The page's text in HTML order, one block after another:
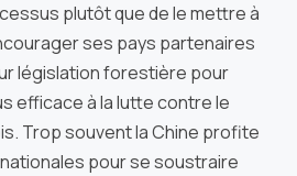
plutôt que de le mettre à
ses pays partenaires
législation forestière pour
efficace à la lutte contre le
Trop souvent la Chine profite
pour se soustraire